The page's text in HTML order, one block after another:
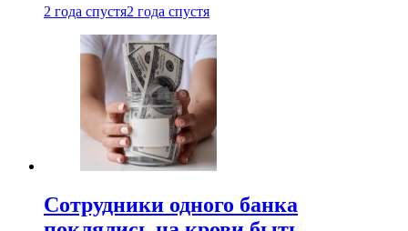
2 года спустя2 года спустя
Сотрудники одного банка